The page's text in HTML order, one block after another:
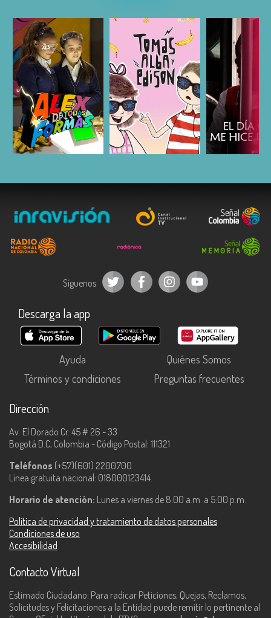
ESCUCHAR ESCUCHAR
Síguenos
Descarga la app
Ayuda
Quiénes Somos
Términos y condiciones
Preguntas frecuentes
Dirección
Av. El Dorado Cr. 45 # 26 - 33
Bogotá D.C, Colombia - Código Postal: 111321
Teléfonos (+57)(601) 2200700.
Línea gratuita nacional: 018000123414.
Horario de atención: Lunes a viernes de 8:00 a.m. a 5:00 p.m.
Política de privacidad y tratamiento de datos personales
Condiciones de uso
Accesibilidad
Contacto Virtual
Estimado Ciudadano: Para radicar Peticiones, Quejas, Reclamos,
Solicitudes y Felicitaciones a la Entidad puede remitir lo pertinente al